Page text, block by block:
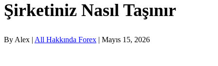
Şirketiniz Nasıl Taşınır
By Alex | All Hakkında Forex | Mayıs 15, 2026